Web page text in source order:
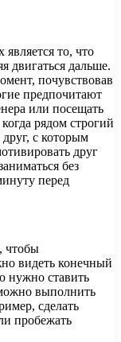
то, что
двигаться дальше.
почувствовав
предпочитают
или посещать
рядом строгий
друг, с которым
друг
без
перед
чтобы
видеть конечный
нужно ставить
выполнить
сделать
пробежать